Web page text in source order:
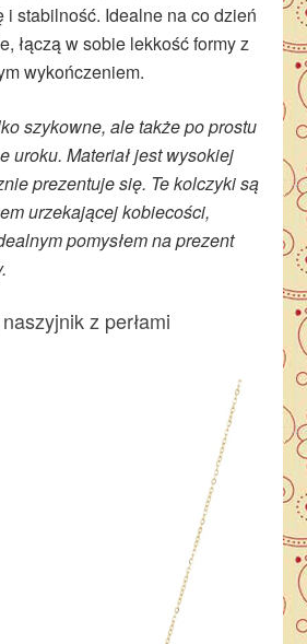
i stabilność. Idealne na co dzień
łączą w sobie lekkość formy z
wykończeniem.
szykowne, ale także po prostu
uroku. Materiał jest wysokiej
prezentuje się. Te kolczyki są
urzekającej kobiecości,
pomysłem na prezent
z perłami